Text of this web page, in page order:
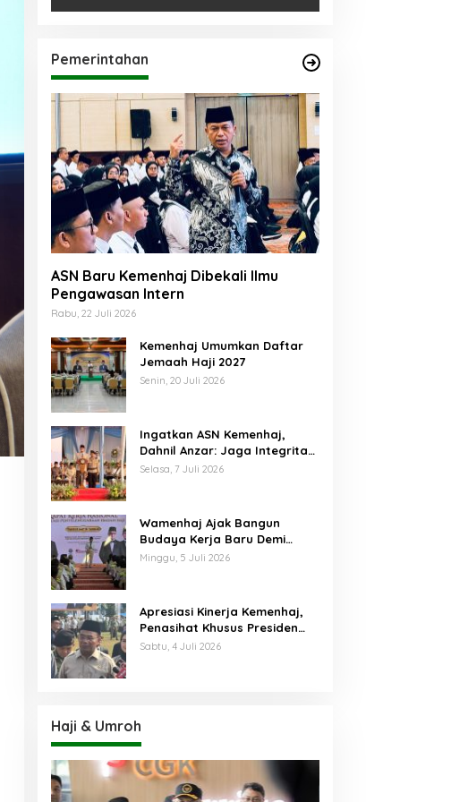
Pemerintahan
ASN Baru Kemenhaj Dibekali Ilmu
Pengawasan Intern
Rabu, 22 Juli 2026
Kemenhaj Umumkan Daftar
Jemaah Haji 2027
Senin, 20 Juli 2026
Ingatkan ASN Kemenhaj,
Dahnil Anzar: Jaga Integritas,
Hentikan Praktik Menjadikan
Selasa, 7 Juli 2026
Wamenhaj Ajak Bangun
Budaya Kerja Baru Demi
Pelayanan Terbaik bagi
Minggu, 5 Juli 2026
Apresiasi Kinerja Kemenhaj,
Penasihat Khusus Presiden
Nilai Transisi
Sabtu, 4 Juli 2026
Haji & Umroh